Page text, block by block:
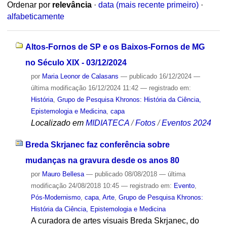
Ordenar por relevância · data (mais recente primeiro) ·
alfabeticamente
Altos-Fornos de SP e os Baixos-Fornos de MG
no Século XIX - 03/12/2024
por Maria Leonor de Calasans — publicado16/12/2024 —
última modificação16/12/2024 11:42 — registrado em:
História, Grupo de Pesquisa Khronos: História da Ciência,
Epistemologia e Medicina, capa
Localizado em MIDIATECA /Fotos /Eventos 2024
Breda Skrjanec faz conferência sobre
mudanças na gravura desde os anos 80
por Mauro Bellesa — publicado08/08/2018 — última
modificação24/08/2018 10:45 — registrado em: Evento,
Pós-Modernismo, capa, Arte, Grupo de Pesquisa Khronos:
História da Ciência, Epistemologia e Medicina
A curadora de artes visuais Breda Skrjanec, do